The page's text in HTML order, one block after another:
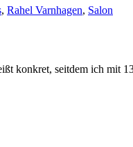
, Rahel Varnhagen, Salon
konkret, seitdem ich